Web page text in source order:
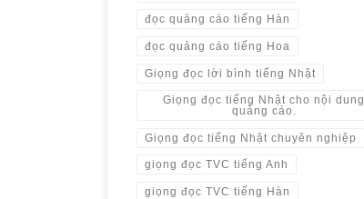
đọc quảng cáo tiếng Hàn
đọc quảng cáo tiếng Hoa
Giọng đọc lời bình tiếng Nhật
Giọng đọc tiếng Nhật cho nội dung
quảng cáo.
Giọng đọc tiếng Nhật chuyên nghiệp
giọng đọc TVC tiếng Anh
giọng đọc TVC tiếng Hàn